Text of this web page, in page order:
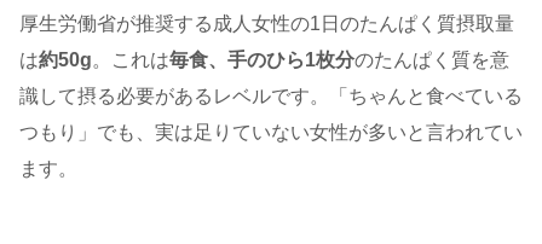
厚生労働省が推奨する成人女性の1日のたんぱく質摂取量
は約50g。これは毎食、手のひら1枚分のたんぱく質を意
識して摂る必要があるレベルです。「ちゃんと食べている
つもり」でも、実は足りていない女性が多いと言われてい
ます。